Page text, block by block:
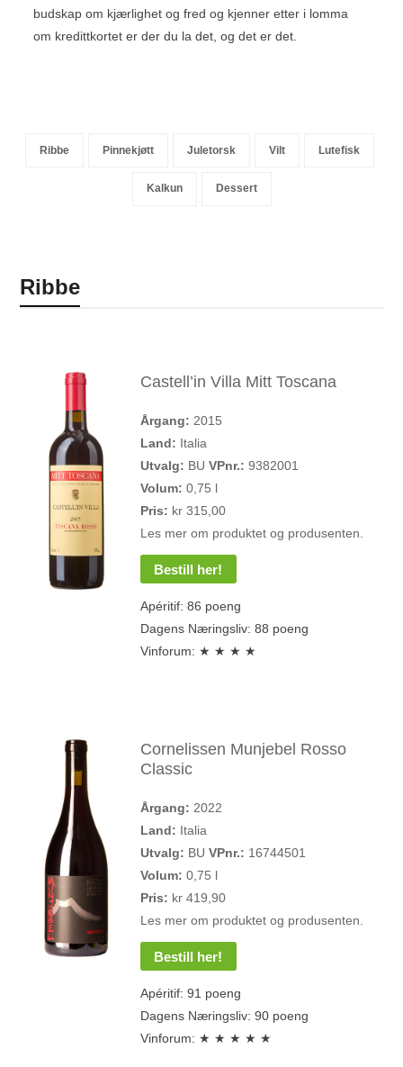
budskap om kjærlighet og fred og kjenner etter i lomma
om kredittkortet er der du la det, og det er det.
Ribbe Pinnekjøtt Juletorsk Vilt Lutefisk
Kalkun Dessert
Ribbe
Castell’in Villa Mitt Toscana
Årgang: 2015
Land: Italia
Utvalg: BU VPnr.: 9382001
Volum: 0,75 l
Pris: kr 315,00
Les mer om produktet og produsenten.
Bestill her!
Apéritif: 86 poeng
Dagens Næringsliv: 88 poeng
Vinforum: ★ ★ ★ ★
Cornelissen Munjebel Rosso
Classic
Årgang: 2022
Land: Italia
Utvalg: BU VPnr.: 16744501
Volum: 0,75 l
Pris: kr 419,90
Les mer om produktet og produsenten.
Bestill her!
Apéritif: 91 poeng
Dagens Næringsliv: 90 poeng
Vinforum: ★ ★ ★ ★ ★